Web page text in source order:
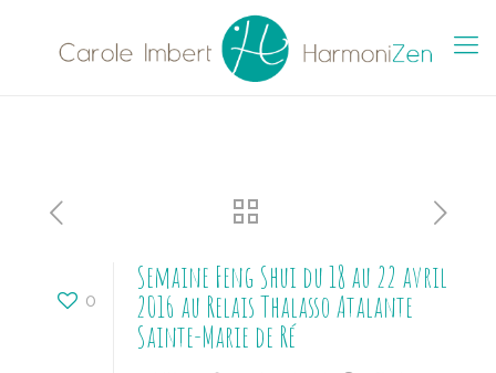
0
Semaine Feng Shui du 18 au 22 avril
2016 au Relais Thalasso Atalante
Sainte-Marie de Ré